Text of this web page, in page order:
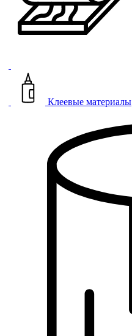
Клеевые материалы